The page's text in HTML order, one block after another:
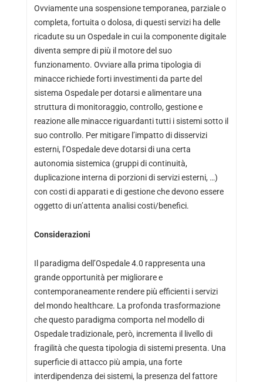
Ovviamente una sospensione temporanea, parziale o
completa, fortuita o dolosa, di questi servizi ha delle
ricadute su un Ospedale in cui la componente digitale
diventa sempre di più il motore del suo
funzionamento. Ovviare alla prima tipologia di
minacce richiede forti investimenti da parte del
sistema Ospedale per dotarsi e alimentare una
struttura di monitoraggio, controllo, gestione e
reazione alle minacce riguardanti tutti i sistemi sotto il
suo controllo. Per mitigare l’impatto di disservizi
esterni, l’Ospedale deve dotarsi di una certa
autonomia sistemica (gruppi di continuità,
duplicazione interna di porzioni di servizi esterni, …)
con costi di apparati e di gestione che devono essere
oggetto di un’attenta analisi costi/benefici.
Considerazioni
Il paradigma dell’Ospedale 4.0 rappresenta una
grande opportunità per migliorare e
contemporaneamente rendere più efficienti i servizi
del mondo healthcare. La profonda trasformazione
che questo paradigma comporta nel modello di
Ospedale tradizionale, però, incrementa il livello di
fragilità che questa tipologia di sistemi presenta. Una
superficie di attacco più ampia, una forte
interdipendenza dei sistemi, la presenza del fattore